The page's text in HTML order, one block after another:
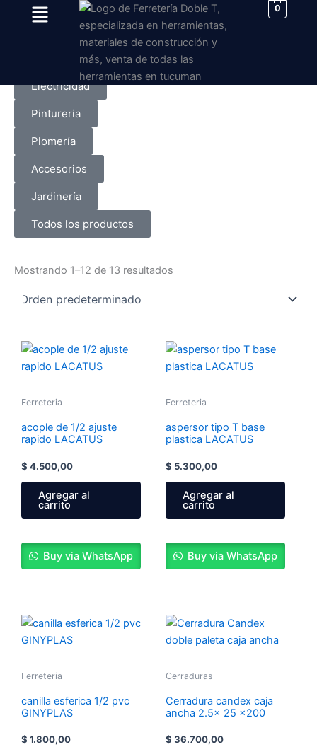
Menu 0
Ferreteria
Electricidad
Pintureria
Plomería
Accesorios
Jardinería
Todos los productos
Mostrando 1–12 de 13 resultados
Ferreteria
acople de 1/2 ajuste
rapido LACATUS
$ 4.500,00
Agregar al
carrito
Buy via WhatsApp
Ferreteria
aspersor tipo T base
plastica LACATUS
$ 5.300,00
Agregar al
carrito
Buy via WhatsApp
Ferreteria
canilla esferica 1/2 pvc
GINYPLAS
$ 1.800,00
Cerraduras
Cerradura candex caja
ancha 2.5x 25 x200
$ 36.700,00